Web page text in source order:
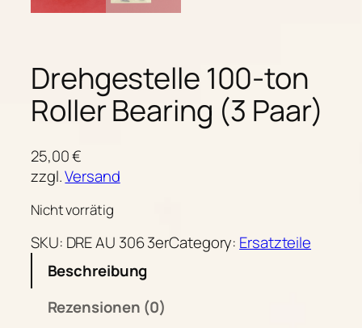
Drehgestelle 100-ton
Roller Bearing (3 Paar)
25,00€
zzgl.Versand
Nicht vorrätig
SKU: DRE AU 306 3erCategory: Ersatzteile
Beschreibung
Rezensionen (0)